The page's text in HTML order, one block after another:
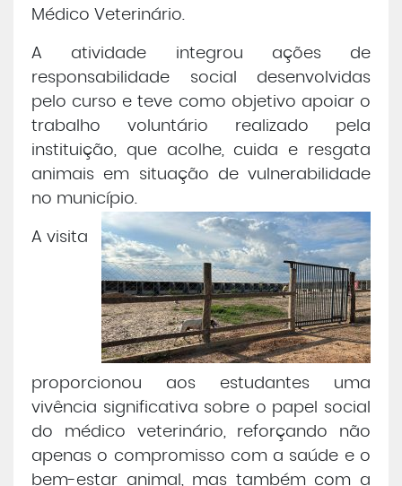
Cursos dePós e Extensão
Clínicas de Atendimento
Bolsas e Benefícios
Médico Veterinário.
A atividade integrou ações de
responsabilidade social desenvolvidas
pelo curso e teve como objetivo apoiar o
trabalho voluntário realizado pela
instituição, que acolhe, cuida e resgata
animais em situação de vulnerabilidade
no município.
A visita
proporcionou aos estudantes uma
vivência significativa sobre o papel social
do médico veterinário, reforçando não
apenas o compromisso com a saúde e o
bem-estar animal, mas também com a